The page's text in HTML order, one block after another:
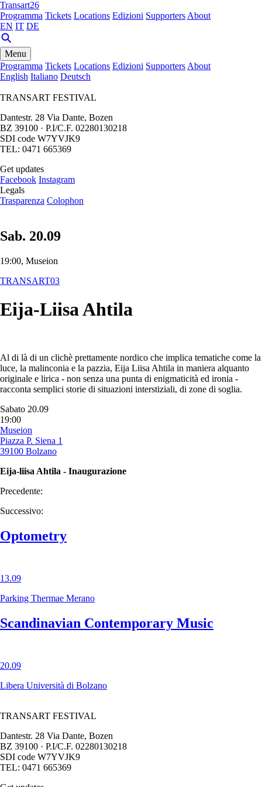
Transart26
Programma Tickets Locations Edizioni Supporters About
EN IT DE
Menu
Programma Tickets Locations Edizioni Supporters About
English Italiano Deutsch
TRANSART FESTIVAL
Dantestr. 28 Via Dante, Bozen
BZ 39100 · P.I/C.F. 02280130218
SDI code W7YVJK9
TEL: 0471 665369
Get updates
Facebook Instagram
Legals
Trasparenza Colophon
Sab. 20.09
19:00, Museion
TRANSART03
Eija-Liisa Ahtila
Al di là di un clichè prettamente nordico che implica tematiche come la
luce, la malinconia e la pazzia, Eija Liisa Ahtila in maniera alquanto
originale e lirica - non senza una punta di enigmaticità ed ironia -
racconta semplici storie di situazioni interstiziali, di zone di soglia.
Sabato 20.09
19:00
Museion
Piazza P. Siena 1
39100 Bolzano
Eija-liisa Ahtila - Inaugurazione
Precedente:
Successivo:
Optometry
13.09
Parking Thermae Merano
Scandinavian Contemporary Music
20.09
Libera Università di Bolzano
TRANSART FESTIVAL
Dantestr. 28 Via Dante, Bozen
BZ 39100 · P.I/C.F. 02280130218
SDI code W7YVJK9
TEL: 0471 665369